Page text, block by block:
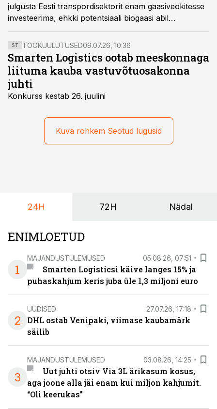
julgusta Eesti transpordisektorit enam gaasiveokitesse
investeerima, ehkki potentsiaali biogaasi abil
“rohelisena tegutseda” oleks veel paarikümme aasta
jagu, leiab ühe suurima biogaasitootja Bioforce Eesti
arendusjuht Karl Koort.
ST TÖÖKUULUTUSED09.07.26, 10:36
Smarten Logistics ootab meeskonnaga
liituma kauba vastuvõtuosakonna
juhti
Konkurss kestab 26. juulini
Kuva rohkem Seotud lugusid
24H 72H Nädal
ENIMLOETUD
1
MAJANDUSTULEMUSED 05.08.26, 07:51
Smarten Logisticsi käive langes 15% ja
puhaskahjum keris juba üle 1,3 miljoni euro
2
UUDISED 27.07.26, 17:18
DHL ostab Venipaki, viimase kaubamärk
säilib
3
MAJANDUSTULEMUSED 03.08.26, 14:25
Uut juhti otsiv Via 3L ärikasum kosus,
aga joone alla jäi enam kui miljon kahjumit.
“Oli keerukas”